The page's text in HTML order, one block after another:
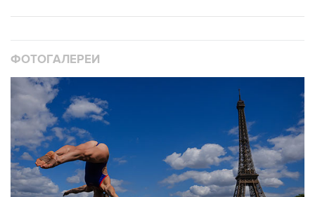
ФОТОГАЛЕРЕИ